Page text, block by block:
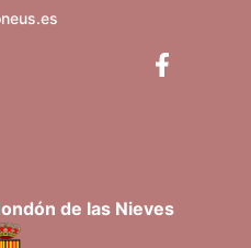
de las Nieves